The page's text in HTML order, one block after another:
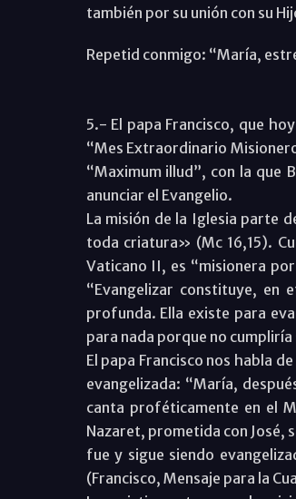
también por su unión con su
Repetid conmigo: “María,
5.- El papa Francisco, que
“Mes Extraordinario
“Maximum illud”, con la que
anunciar el Evangelio.
La misión de la Iglesia parte
toda criatura» (Mc 16,15).
Vaticano II, es “misionera
“Evangelizar constituye, en
profunda. Ella existe para
para nada porque no
El papa Francisco nos habla
evangelizada: “María,
canta proféticamente en el
Nazaret, prometida con José,
fue y sigue siendo
(Francisco, Mensaje para la